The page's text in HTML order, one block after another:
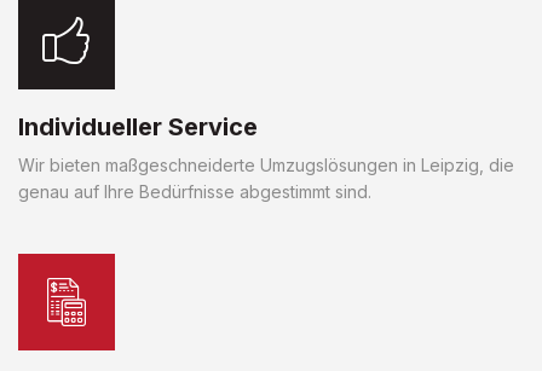
Individueller Service
Wir bieten maßgeschneiderte Umzugslösungen in Leipzig, die
genau auf Ihre Bedürfnisse abgestimmt sind.